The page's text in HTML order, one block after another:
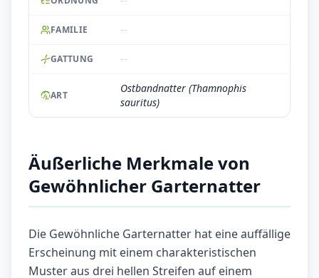
FAMILIE --
GATTUNG --
ART
Ostbandnatter (Thamnophis
sauritus)
Äußerliche Merkmale von
Gewöhnlicher Garternatter
Die Gewöhnliche Garternatter hat eine auffällige
Erscheinung mit einem charakteristischen
Muster aus drei hellen Streifen auf einem